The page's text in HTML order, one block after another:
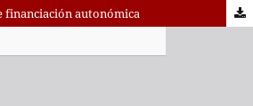
financiación autonómica